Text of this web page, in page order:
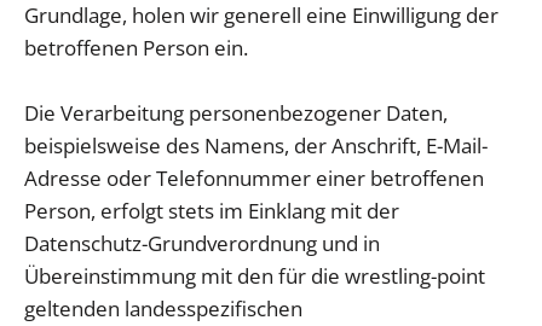
Grundlage, holen wir generell eine Einwilligung der
betroffenen Person ein.
Die Verarbeitung personenbezogener Daten,
beispielsweise des Namens, der Anschrift, E-Mail-
Adresse oder Telefonnummer einer betroffenen
Person, erfolgt stets im Einklang mit der
Datenschutz-Grundverordnung und in
Übereinstimmung mit den für die wrestling-point
geltenden landesspezifischen